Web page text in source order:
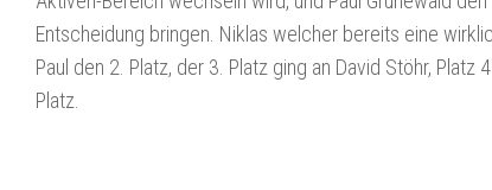
Entscheidung bringen. Niklas welcher bereits eine
Paul den 2. Platz, der 3. Platz ging an David Stöhr,
Platz.